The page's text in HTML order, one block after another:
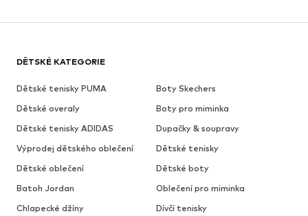
DĚTSKÉ KATEGORIE
Dětské tenisky PUMA
Boty Skechers
Dětské overaly
Boty pro miminka
Dětské tenisky ADIDAS
Dupačky & soupravy
Výprodej dětského oblečení
Dětské tenisky
Dětské oblečení
Dětské boty
Batoh Jordan
Oblečení pro miminka
Chlapecké džíny
Dívčí tenisky